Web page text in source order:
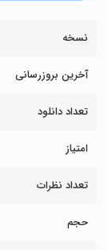
نسخه
آخرین بروزرسانی
تعداد دانلود
امتیاز
تعداد نظرات
حجم